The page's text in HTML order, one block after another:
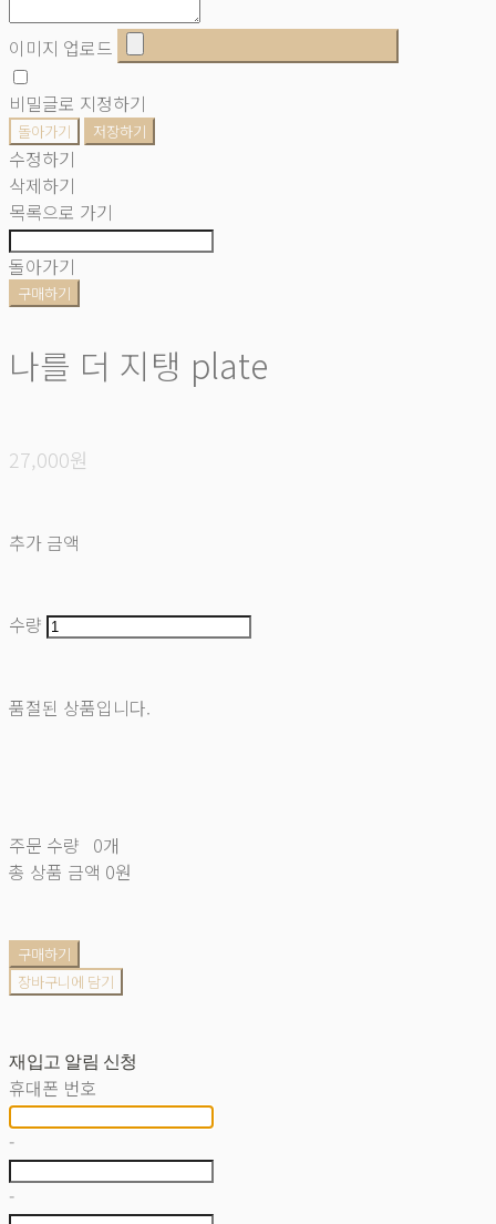
이미지 업로드
비밀글로 지정하기
돌아가기 저장하기
수정하기
삭제하기
목록으로 가기
돌아가기
구매하기
나를 더 지탱 plate
27,000원
추가 금액
수량
품절된 상품입니다.
주문 수량 0개
총 상품 금액 0원
구매하기
장바구니에 담기
재입고 알림 신청
휴대폰 번호
-
-